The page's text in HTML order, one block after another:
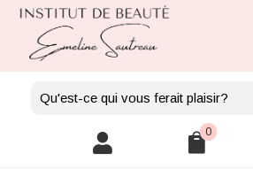
 0